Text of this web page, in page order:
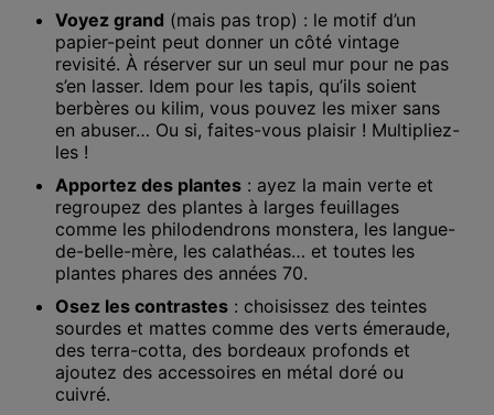
Voyez grand (mais pas trop) : le motif d’un
papier-peint peut donner un côté vintage
revisité. À réserver sur un seul mur pour ne pas
s’en lasser. Idem pour les tapis, qu’ils soient
berbères ou kilim, vous pouvez les mixer sans
en abuser… Ou si, faites-vous plaisir ! Multipliez-
les !
Apportez des plantes : ayez la main verte et
regroupez des plantes à larges feuillages
comme les philodendrons monstera, les langue-
de-belle-mère, les calathéas… et toutes les
plantes phares des années 70.
Osez les contrastes : choisissez des teintes
sourdes et mattes comme des verts émeraude,
des terra-cotta, des bordeaux profonds et
ajoutez des accessoires en métal doré ou
cuivré.